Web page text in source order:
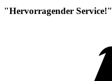
"Hervorragender Service!"